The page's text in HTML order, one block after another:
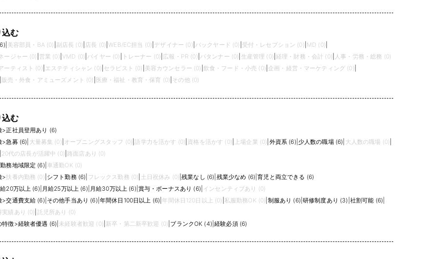
込む
美容部員・BA (0) 副店長 (0) 店長 (0) WEB/EC担当 (0) デザイナー (0) バックヤード (0) 受付・レセプション (0) MD (0)
ージャー (0) 営業 (0) VMD (0) |バイヤー (0) トレーナー (0) 広報・PR (0) パタンナー (0) 生産管理 (0) |経理・財務・会計 (0) 人事・労務・総務 (0)
ーティスト (0) エステティシャン (0) セラピスト (0) 美容カウンセラー (0) 飲食・フード・小売 (0) 企画・経営・マーケティング (0)
販売・外食・アミューズメント (0) 医療・福祉・教育・保育 (0) その他 (0)
込む
>正社員登用あり (6)
>急募 (6) 大量募集 (0) オープニングスタッフ (0) |語学力を活かす (0) 資格を活かす (0) 上場企業 (0) 外資系 (6) 少人数の職場 (6) 大人数の職場 (0)
20代の店長が活躍中 (0) 路面店あり (0)
勤務地域限定 (6) 車通勤OK (0)
>扶養内勤務 (0) シフト勤務 (6) フレックス勤務 (0) 土日祝休み (0) |残業なし (6) 残業少なめ (6) |育児と両立できる (6)
20万以上 (6) 月給25万以上 (6) 月給30万以上 (6) 賞与・ボーナスあり (6) インセンティブあり (0)
>交通費支給 (6) その他手当あり (6) 年間休日100日以上 (6) 年間休日120日以上 (0) 私服勤務OK (0) 制服あり (6) 研修制度あり (3) 社割可能 (6)
実績あり (0) 託児所あり (0)
特徴>経験者優遇 (6) 未経験者歓迎 (0) 新卒・第二新卒歓迎 (0) ブランクOK (4) |経験必須 (6)